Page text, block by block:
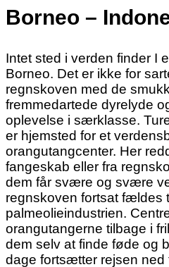
Borneo –
Intet sted i verden finder I
Borneo. Det er ikke for
regnskoven med de
fremmedartede dyrelyde
oplevelse i særklasse.
er hjemsted for et
orangutangcenter. Her
fangeskab eller fra
dem får svære og svære
regnskoven fortsat fældes
palmeolieindustrien.
orangutangerne tilbage i
dem selv at finde føde og
dage fortsætter rejsen ned